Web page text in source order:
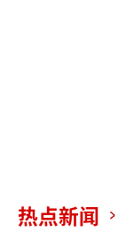
热点新闻